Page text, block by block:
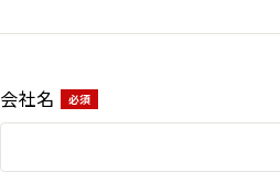
会社名